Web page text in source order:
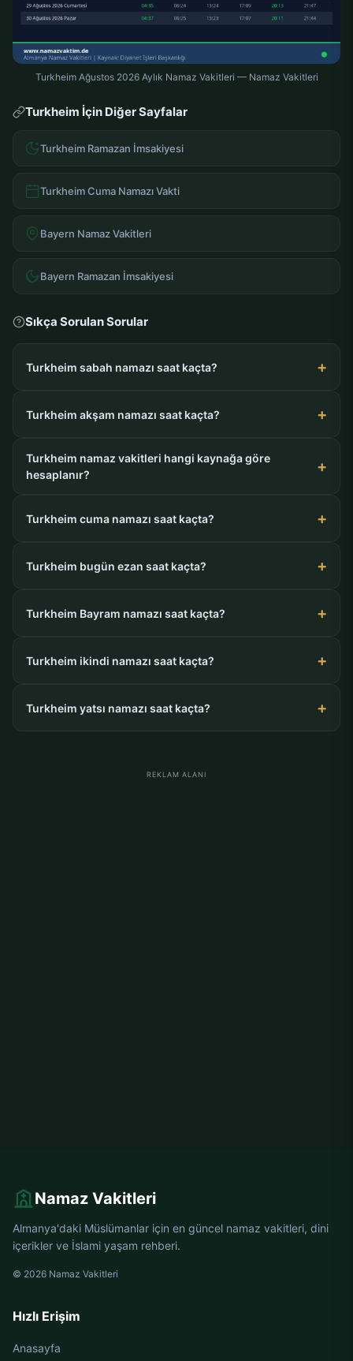
Turkheim Ağustos 2026 Aylık Namaz Vakitleri — Namaz Vakitleri
Turkheim İçin Diğer Sayfalar
Turkheim Ramazan İmsakiyesi
Turkheim Cuma Namazı Vakti
Bayern Namaz Vakitleri
Bayern Ramazan İmsakiyesi
Sıkça Sorulan Sorular
Turkheim sabah namazı saat kaçta?
Turkheim akşam namazı saat kaçta?
Turkheim namaz vakitleri hangi kaynağa göre
hesaplanır?
Turkheim cuma namazı saat kaçta?
Turkheim bugün ezan saat kaçta?
Turkheim Bayram namazı saat kaçta?
Turkheim ikindi namazı saat kaçta?
Turkheim yatsı namazı saat kaçta?
REKLAM ALANI
Namaz Vakitleri
Almanya'daki Müslümanlar için en güncel namaz vakitleri, dini
içerikler ve İslami yaşam rehberi.
© 2026 Namaz Vakitleri
Hızlı Erişim
Anasayfa